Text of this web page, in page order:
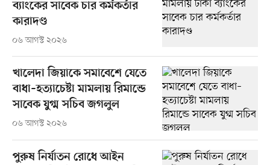
ব্যাংকের সাবেক চার কর্মকর্তার
কারাদণ্ড
০৬ আগস্ট ২০২৬
খালেদা জিয়াকে সমাবেশে যেতে
বাধা–হত্যাচেষ্টা মামলায় রিমান্ডে
সাবেক যুগ্ম সচিব জগলুল
০৬ আগস্ট ২০২৬
পুরুষ নির্যাতন রোধে আইন